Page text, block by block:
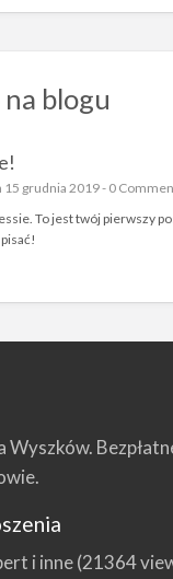
blogu
15 grudnia 2019 - 0
To jest twój pierwszy
Wyszków.
i inne(21364